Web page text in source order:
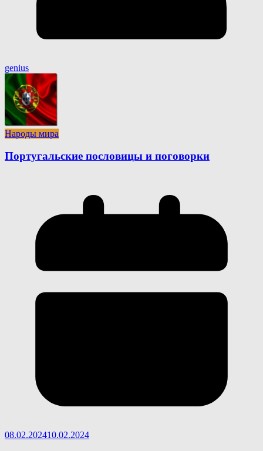
genius
Народы мира
Португальские пословицы и поговорки
08.02.202410.02.2024